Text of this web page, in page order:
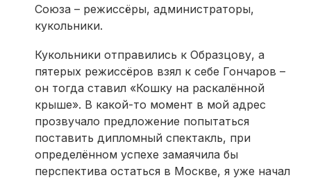
Союза – режиссёры, администраторы,
кукольники.
Кукольники отправились к Образцову, а
пятерых режиссёров взял к себе Гончаров –
он тогда ставил «Кошку на раскалённой
крыше». В какой-то момент в мой адрес
прозвучало предложение попытаться
поставить дипломный спектакль, при
определённом успехе замаячила бы
перспектива остаться в Москве, я уже начал